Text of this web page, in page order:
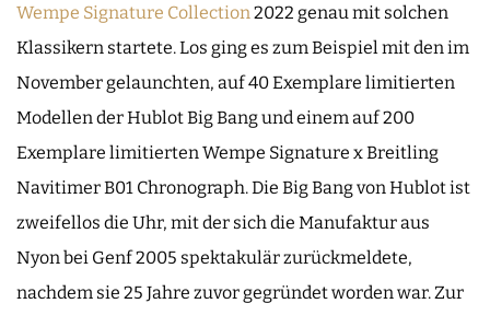
Wempe Signature Collection2022 genau mit solchen
Klassikern startete. Los ging es zum Beispiel mit den im
November gelaunchten, auf 40 Exemplare limitierten
Modellen der Hublot Big Bang und einem auf 200
Exemplare limitierten Wempe Signature x Breitling
Navitimer B01 Chronograph. Die Big Bang von Hublot ist
zweifellos die Uhr, mit der sich die Manufaktur aus
Nyon bei Genf 2005 spektakulär zurückmeldete,
nachdem sie 25 Jahre zuvor gegründet worden war. Zur